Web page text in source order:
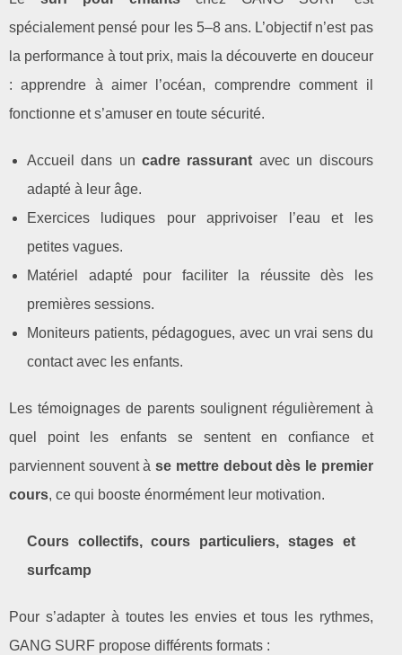
spécialement pensé pour les 5–8 ans. L’objectif n’est pas
la performance à tout prix, mais la découverte en douceur
: apprendre à aimer l’océan, comprendre comment il
fonctionne et s’amuser en toute sécurité.
Accueil dans uncadre rassurant avec un discours
adapté à leur âge.
Exercices ludiques pour apprivoiser l’eau et les
petites vagues.
Matériel adapté pour faciliter la réussite dès les
premières sessions.
Moniteurs patients, pédagogues, avec un vrai sens du
contact avec les enfants.
Les témoignages de parents soulignent régulièrement à
quel point les enfants se sentent en confiance et
parviennent souvent àse mettre debout dès le premier
cours, ce qui booste énormément leur motivation.
Cours collectifs, cours particuliers, stages et
surfcamp
Pour s’adapter à toutes les envies et tous les rythmes,
GANG SURF propose différents formats :